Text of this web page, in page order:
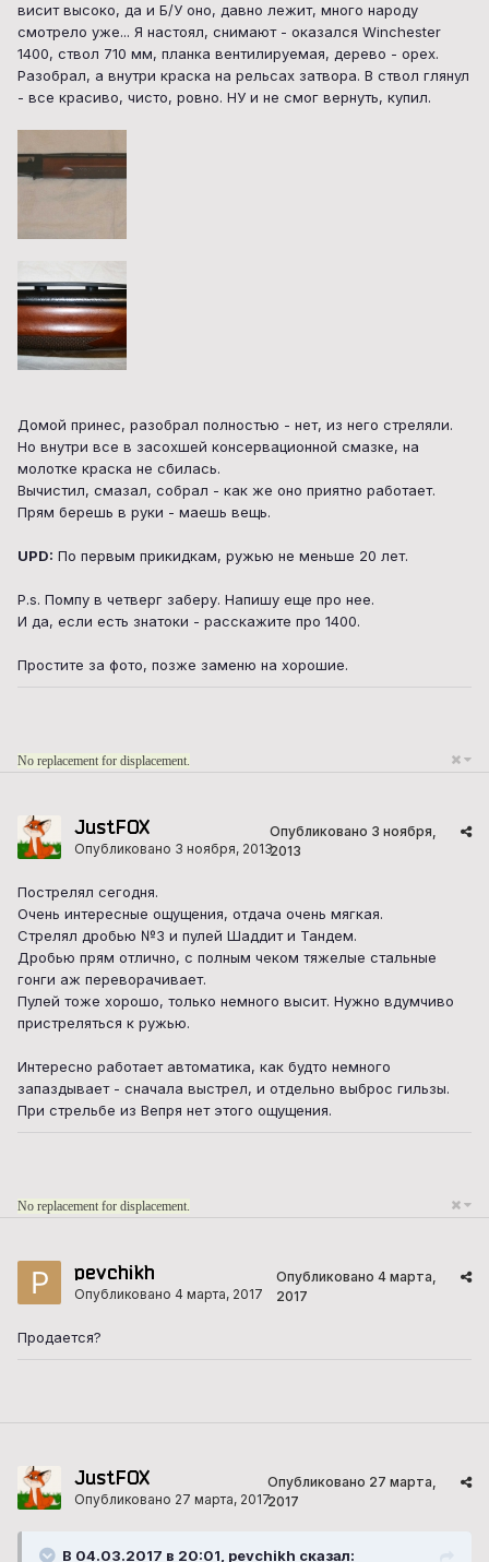
висит высоко, да и Б/У оно, давно лежит, много народу
смотрело уже... Я настоял, снимают - оказался Winchester
1400, ствол 710 мм, планка вентилируемая, дерево - орех.
Разобрал, а внутри краска на рельсах затвора. В ствол глянул
- все красиво, чисто, ровно. НУ и не смог вернуть, купил.
Домой принес, разобрал полностью - нет, из него стреляли.
Но внутри все в засохшей консервационной смазке, на
молотке краска не сбилась.
Вычистил, смазал, собрал - как же оно приятно работает.
Прям берешь в руки - маешь вещь.
UPD: По первым прикидкам, ружью не меньше 20 лет.
P.s. Помпу в четверг заберу. Напишу еще про нее.
И да, если есть знатоки - расскажите про 1400.
Простите за фото, позже заменю на хорошие.
No replacement for displacement.
JustFOX
Опубликовано 3 ноября, 2013
Опубликовано 3 ноября,
2013
Пострелял сегодня.
Очень интересные ощущения, отдача очень мягкая.
Стрелял дробью №3 и пулей Шаддит и Тандем.
Дробью прям отлично, с полным чеком тяжелые стальные
гонги аж переворачивает.
Пулей тоже хорошо, только немного высит. Нужно вдумчиво
пристреляться к ружью.
Интересно работает автоматика, как будто немного
запаздывает - сначала выстрел, и отдельно выброс гильзы.
При стрельбе из Вепря нет этого ощущения.
No replacement for displacement.
pevchikh
Опубликовано 4 марта, 2017
Опубликовано 4 марта,
2017
Продается?
JustFOX
Опубликовано 27 марта, 2017
Опубликовано 27 марта,
2017
В 04.03.2017 в 20:01, pevchikh сказал: